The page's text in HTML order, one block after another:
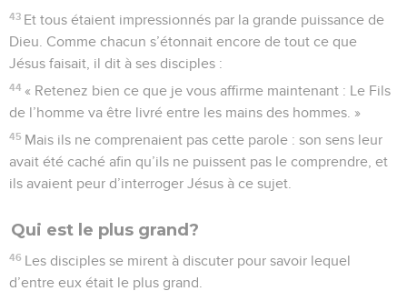
43 Et tous étaient impressionnés par la grande puissance de
Dieu. Comme chacun s’étonnait encore de tout ce que
Jésus faisait, il dit à ses disciples :
44 « Retenez bien ce que je vous affirme maintenant : Le Fils
de l’homme va être livré entre les mains des hommes. »
45 Mais ils ne comprenaient pas cette parole : son sens leur
avait été caché afin qu’ils ne puissent pas le comprendre, et
ils avaient peur d’interroger Jésus à ce sujet.
Qui est le plus grand?
46 Les disciples se mirent à discuter pour savoir lequel
d’entre eux était le plus grand.